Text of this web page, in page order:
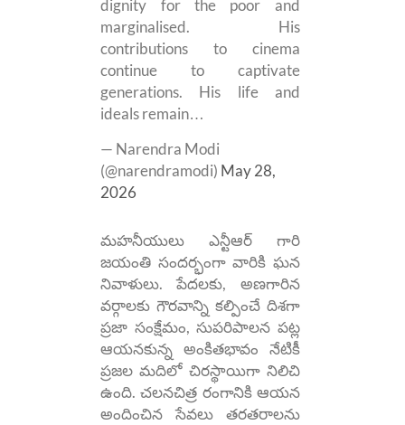
dignity for the poor and
marginalised. His
contributions to cinema
continue to captivate
generations. His life and
ideals remain…
— Narendra Modi
(@narendramodi) May 28,
2026
మహనీయులు ఎన్టీఆర్ గారి
జయంతి సందర్భంగా వారికి ఘన
నివాళులు. పేదలకు, అణగారిన
వర్గాలకు గౌరవాన్ని కల్పించే దిశగా
ప్రజా సంక్షేమం, సుపరిపాలన పట్ల
ఆయనకున్న అంకితభావం నేటికీ
ప్రజల మదిలో చిరస్థాయిగా నిలిచి
ఉంది. చలనచిత్ర రంగానికి ఆయన
అందించిన సేవలు తరతరాలను